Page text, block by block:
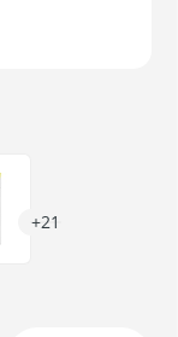
+21